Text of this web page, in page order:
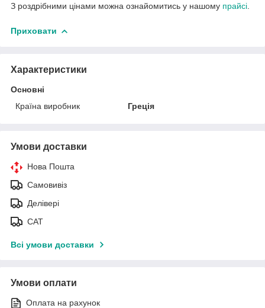
З роздрібними цінами можна ознайомитись у нашому прайсі
Приховати
Характеристики
Основні
Країна виробник
Греція
Умови доставки
Нова Пошта
Самовивіз
Делівері
САТ
Всі умови доставки
Умови оплати
Оплата на рахунок